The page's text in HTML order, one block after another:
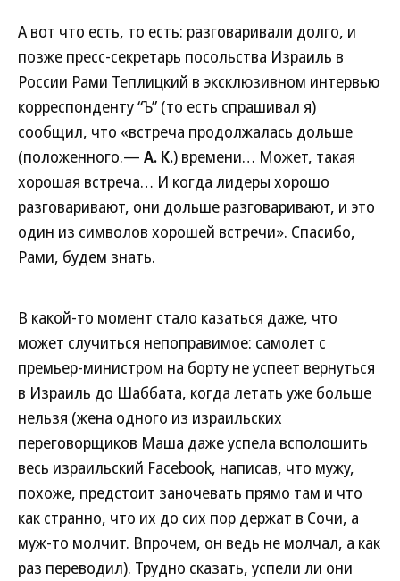
А вот что есть, то есть: разговаривали долго, и
позже пресс-секретарь посольства Израиль в
России Рами Теплицкий в эксклюзивном интервью
корреспонденту “Ъ” (то есть спрашивал я)
сообщил, что «встреча продолжалась дольше
(положенного.— А. К.) времени… Может, такая
хорошая встреча… И когда лидеры хорошо
разговаривают, они дольше разговаривают, и это
один из символов хорошей встречи». Спасибо,
Рами, будем знать.
В какой-то момент стало казаться даже, что
может случиться непоправимое: самолет с
премьер-министром на борту не успеет вернуться
в Израиль до Шаббата, когда летать уже больше
нельзя (жена одного из израильских
переговорщиков Маша даже успела всполошить
весь израильский Facebook, написав, что мужу,
похоже, предстоит заночевать прямо там и что
как странно, что их до сих пор держат в Сочи, а
муж-то молчит. Впрочем, он ведь не молчал, а как
раз переводил). Трудно сказать, успели ли они